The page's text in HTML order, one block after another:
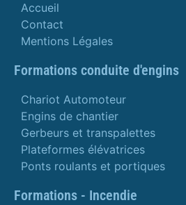
Accueil
Contact
Mentions Légales
Formations conduite d'engins
Chariot Automoteur
Engins de chantier
Gerbeurs et transpalettes
Plateformes élévatrices
Ponts roulants et portiques
Formations - Incendie